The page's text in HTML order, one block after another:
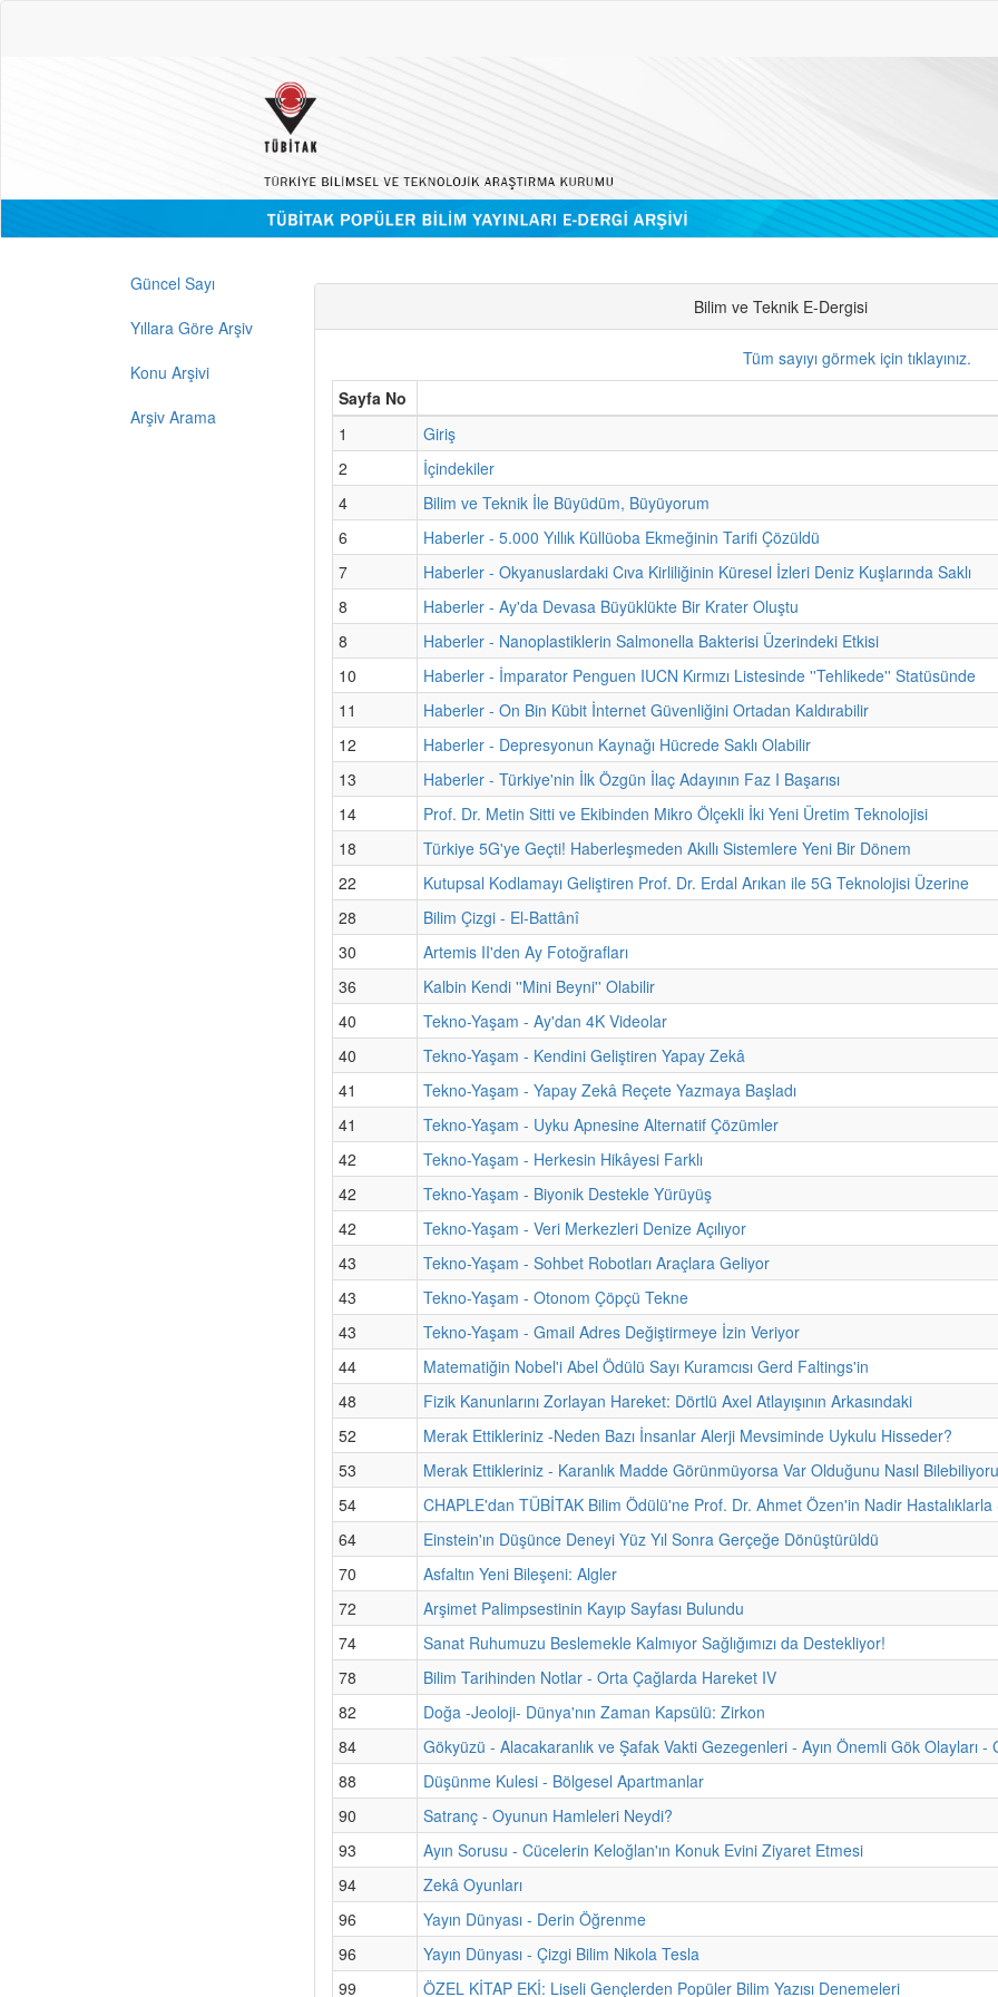
Güncel Sayı
Yıllara Göre Arşiv
Konu Arşivi
Arşiv Arama
Bilim ve Teknik E-Dergisi
Tüm sayıyı görmek için tıklayınız.
Sayfa No
1
Giriş
2
İçindekiler
4
Bilim ve Teknik İle Büyüdüm, Büyüyorum
6
Haberler - 5.000 Yıllık Küllüoba Ekmeğinin Tarifi Çözüldü
7
Haberler - Okyanuslardaki Cıva Kirliliğinin Küresel İzleri Deniz Kuşlarında Saklı
8
Haberler - Ay'da Devasa Büyüklükte Bir Krater Oluştu
8
Haberler - Nanoplastiklerin Salmonella Bakterisi Üzerindeki Etkisi
10
Haberler - İmparator Penguen IUCN Kırmızı Listesinde ''Tehlikede'' Statüsünde
11
Haberler - On Bin Kübit İnternet Güvenliğini Ortadan Kaldırabilir
12
Haberler - Depresyonun Kaynağı Hücrede Saklı Olabilir
13
Haberler - Türkiye'nin İlk Özgün İlaç Adayının Faz I Başarısı
14
Prof. Dr. Metin Sitti ve Ekibinden Mikro Ölçekli İki Yeni Üretim Teknolojisi
18
Türkiye 5G'ye Geçti! Haberleşmeden Akıllı Sistemlere Yeni Bir Dönem
22
Kutupsal Kodlamayı Geliştiren Prof. Dr. Erdal Arıkan ile 5G Teknolojisi Üzerine
28
Bilim Çizgi - El-Battânî
30
Artemis II'den Ay Fotoğrafları
36
Kalbin Kendi ''Mini Beyni'' Olabilir
40
Tekno-Yaşam - Ay'dan 4K Videolar
40
Tekno-Yaşam - Kendini Geliştiren Yapay Zekâ
41
Tekno-Yaşam - Yapay Zekâ Reçete Yazmaya Başladı
41
Tekno-Yaşam - Uyku Apnesine Alternatif Çözümler
42
Tekno-Yaşam - Herkesin Hikâyesi Farklı
42
Tekno-Yaşam - Biyonik Destekle Yürüyüş
42
Tekno-Yaşam - Veri Merkezleri Denize Açılıyor
43
Tekno-Yaşam - Sohbet Robotları Araçlara Geliyor
43
Tekno-Yaşam - Otonom Çöpçü Tekne
43
Tekno-Yaşam - Gmail Adres Değiştirmeye İzin Veriyor
44
Matematiğin Nobel'i Abel Ödülü Sayı Kuramcısı Gerd Faltings'in
48
Fizik Kanunlarını Zorlayan Hareket: Dörtlü Axel Atlayışının Arkasındaki
52
Merak Ettikleriniz -Neden Bazı İnsanlar Alerji Mevsiminde Uykulu Hisseder?
53
Merak Ettikleriniz - Karanlık Madde Görünmüyorsa Var Olduğunu Nasıl
54
CHAPLE'dan TÜBİTAK Bilim Ödülü'ne Prof. Dr. Ahmet Özen'in Nadir
64
Einstein'ın Düşünce Deneyi Yüz Yıl Sonra Gerçeğe Dönüştürüldü
70
Asfaltın Yeni Bileşeni: Algler
72
Arşimet Palimpsestinin Kayıp Sayfası Bulundu
74
Sanat Ruhumuzu Beslemekle Kalmıyor Sağlığımızı da Destekliyor!
78
Bilim Tarihinden Notlar - Orta Çağlarda Hareket IV
82
Doğa -Jeoloji- Dünya'nın Zaman Kapsülü: Zirkon
84
Gökyüzü - Alacakaranlık ve Şafak Vakti Gezegenleri - Ayın Önemli Gök Olayları -
88
Düşünme Kulesi - Bölgesel Apartmanlar
90
Satranç - Oyunun Hamleleri Neydi?
93
Ayın Sorusu - Cücelerin Keloğlan'ın Konuk Evini Ziyaret Etmesi
94
Zekâ Oyunları
96
Yayın Dünyası - Derin Öğrenme
96
Yayın Dünyası - Çizgi Bilim Nikola Tesla
99
ÖZEL KİTAP EKİ: Liseli Gençlerden Popüler Bilim Yazısı Denemeleri